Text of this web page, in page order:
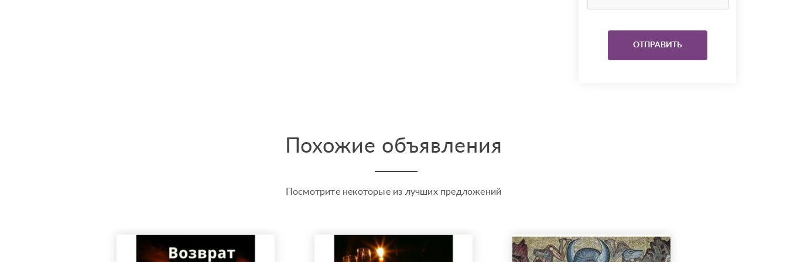
Похожие объявления
Посмотрите некоторые из лучших предложений